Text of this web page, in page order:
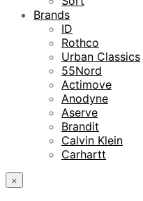
Brands
ID
Rothco
Urban Classics
55Nord
Actimove
Anodyne
Aserve
Brandit
Calvin Klein
Carhartt
×